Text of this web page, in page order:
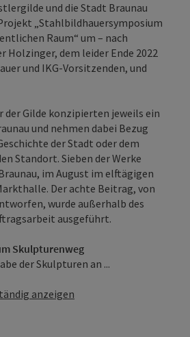
und die Stadt Braunau
„Stahlbildhauersymposium
Raum“ um – nach
Holzinger, dem leider Ende 2022
und IKG-Vorsitzenden, und
der Gilde konzipierten jeweils ein
und nehmen dabei Bezug
der Stadt oder dem
Standort. Sieben der Werke
im August im elftägigen
Der achte Beitrag, von
wurde außerhalb des
ausgeführt.
Skulpturenweg
der Skulpturen an ...
anzeigen